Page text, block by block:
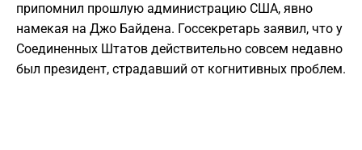
припомнил прошлую администрацию США, явно
намекая на Джо Байдена. Госсекретарь заявил, что у
Соединенных Штатов действительно совсем недавно
был президент, страдавший от когнитивных проблем.